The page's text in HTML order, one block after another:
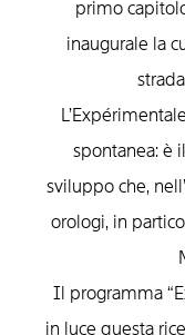
primo
inaugurale la
spontanea: è
sviluppo che,
orologi, in
Il programma
in luce questa